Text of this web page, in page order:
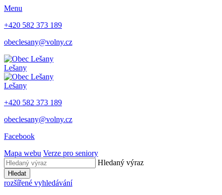
Menu
+420 582 373 189
obeclesany@volny.cz
Lešany
Lešany
+420 582 373 189
obeclesany@volny.cz
Facebook
Mapa webu Verze pro seniory
Hledaný výraz
Hledat
rozšířené vyhledávání